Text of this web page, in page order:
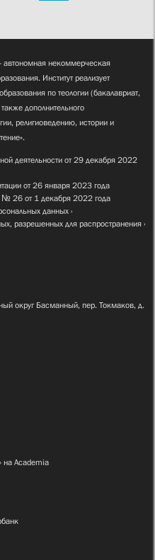
автономная некоммерческая
Институт реализует
по теологии (бакалавриат,
дополнительного
религиоведению, истории и
деятельности от 29 декабря 2022
от 26 января 2023 года
№ 26 от 1 декабря 2022 года
данных
разрешенных для распространения
округ Басманный, пер. Токмаков, д.
на Academia